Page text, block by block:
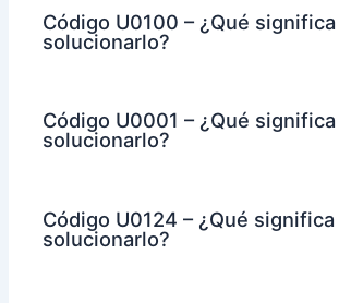
Código U0100 – ¿Qué
solucionarlo?
Código U0001 – ¿Qué
solucionarlo?
Código U0124 – ¿Qué
solucionarlo?